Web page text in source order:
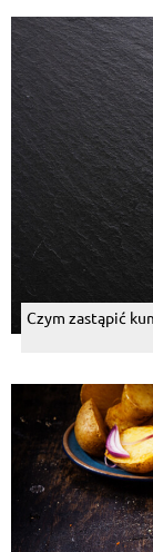
Czym zastąpić